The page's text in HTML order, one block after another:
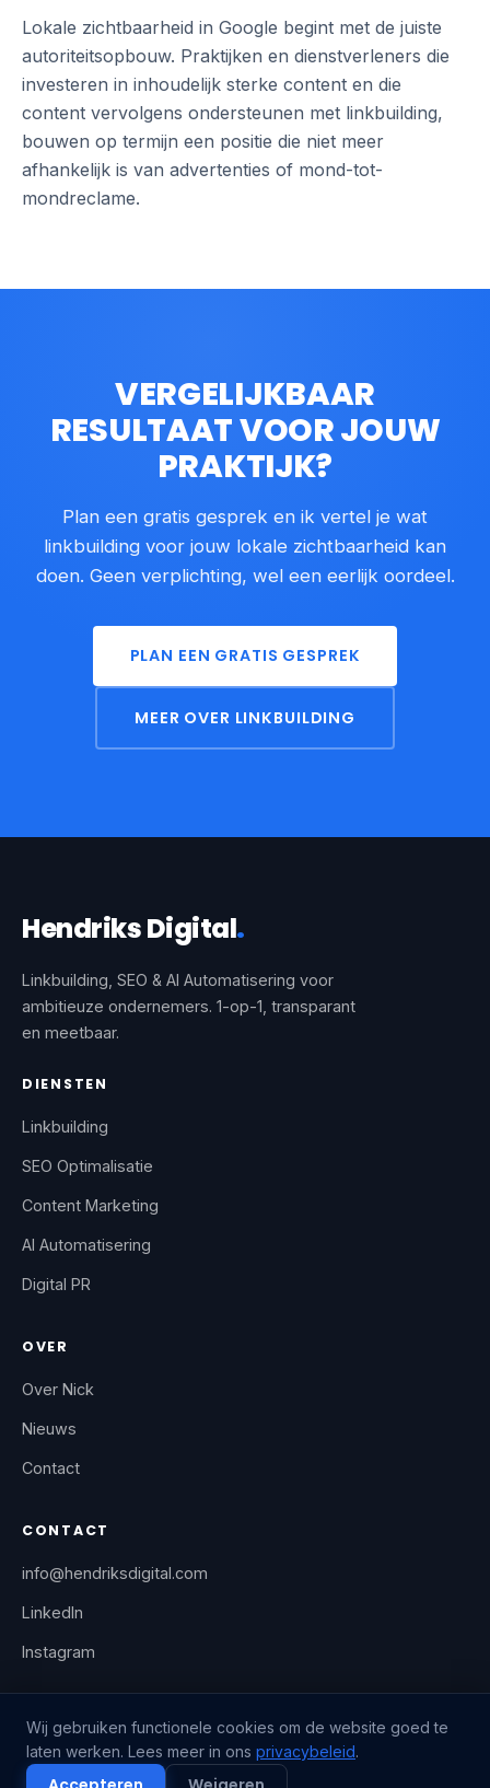
Lokale zichtbaarheid in Google begint met de juiste
autoriteitsopbouw. Praktijken en dienstverleners die
investeren in inhoudelijk sterke content en die
content vervolgens ondersteunen met linkbuilding,
bouwen op termijn een positie die niet meer
afhankelijk is van advertenties of mond-tot-
mondreclame.
VERGELIJKBAAR
RESULTAAT VOOR JOUW
PRAKTIJK?
Plan een gratis gesprek en ik vertel je wat
linkbuilding voor jouw lokale zichtbaarheid kan
doen. Geen verplichting, wel een eerlijk oordeel.
PLAN EEN GRATIS GESPREK
MEER OVER LINKBUILDING
Hendriks Digital.
Linkbuilding, SEO & AI Automatisering voor
ambitieuze ondernemers. 1-op-1, transparant
en meetbaar.
DIENSTEN
Linkbuilding
SEO Optimalisatie
Content Marketing
AI Automatisering
Digital PR
OVER
Over Nick
Nieuws
Contact
CONTACT
info@hendriksdigital.com
LinkedIn
Instagram
© 2025 Hendriks Digital
Wij gebruiken functionele cookies om de website goed te
laten werken. Lees meer in ons privacybeleid.